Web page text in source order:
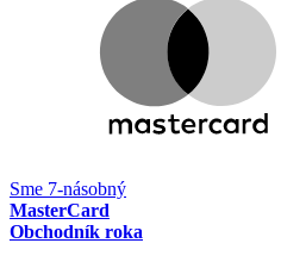
Sme 7-násobný
MasterCard
Obchodník roka